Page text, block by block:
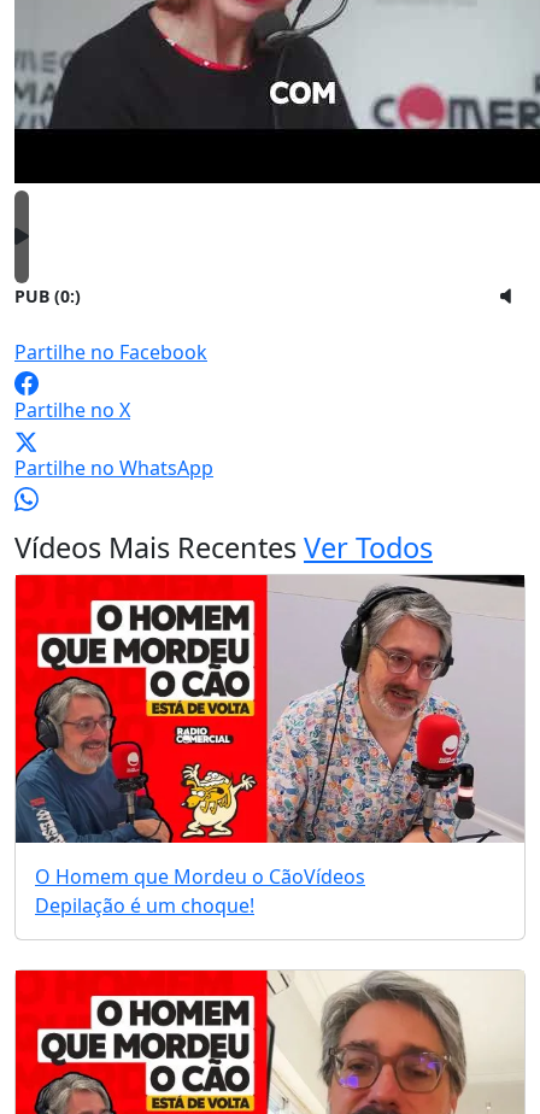
PUB (0:)
Partilhe no Facebook
Partilhe no X
Partilhe no WhatsApp
Vídeos Mais RecentesVer Todos
O Homem que Mordeu o CãoVídeos
Depilação é um choque!